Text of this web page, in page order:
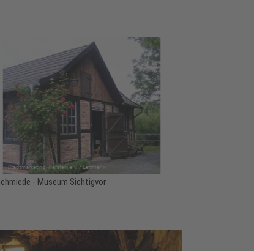
- Museum Sichtigvor